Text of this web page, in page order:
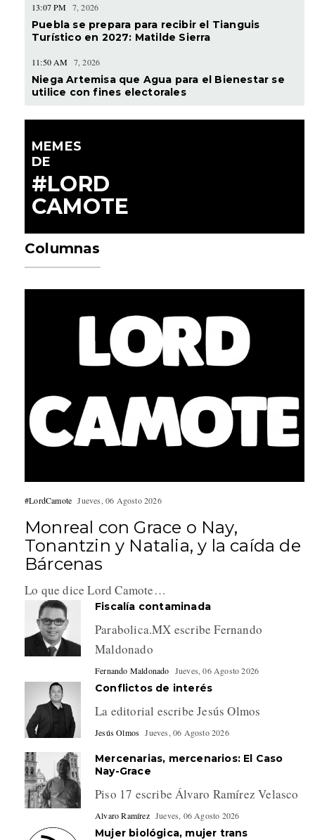
13:07 PM 7, 2026
Puebla se prepara para recibir el Tianguis
Turístico en 2027: Matilde Sierra
11:50 AM 7, 2026
Niega Artemisa que Agua para el Bienestar se
utilice con fines electorales
MEMES
DE
#LORD
CAMOTE
Columnas
#LordCamote Jueves, 06 Agosto 2026
Monreal con Grace o Nay,
Tonantzin y Natalia, y la caída de
Bárcenas
Lo que dice Lord Camote…
Fiscalía contaminada
Parabolica.MX escribe Fernando
Maldonado
Fernando Maldonado Jueves, 06 Agosto 2026
Conflictos de interés
La editorial escribe Jesús Olmos
Jesús Olmos Jueves, 06 Agosto 2026
Mercenarias, mercenarios: El Caso
Nay-Grace
Piso 17 escribe Álvaro Ramírez Velasco
Alvaro Ramírez Jueves, 06 Agosto 2026
Mujer biológica, mujer trans